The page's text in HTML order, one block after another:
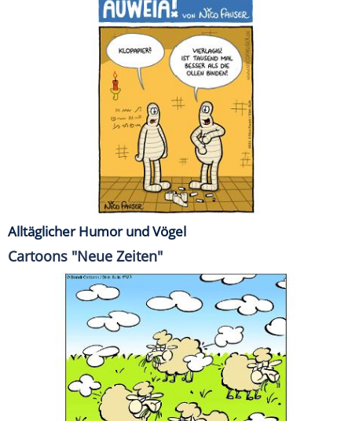
Alltäglicher Humor und Vögel
Cartoons "Neue Zeiten"